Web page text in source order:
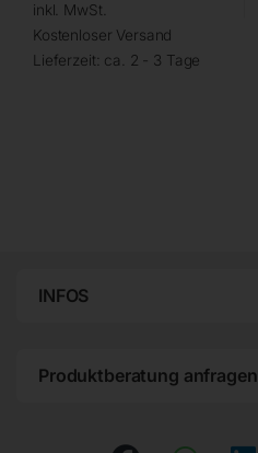
inkl. MwSt.
Kostenloser Versand
Lieferzeit: ca. 2 - 3 Tage
INFOS
Produktberatung anfragen